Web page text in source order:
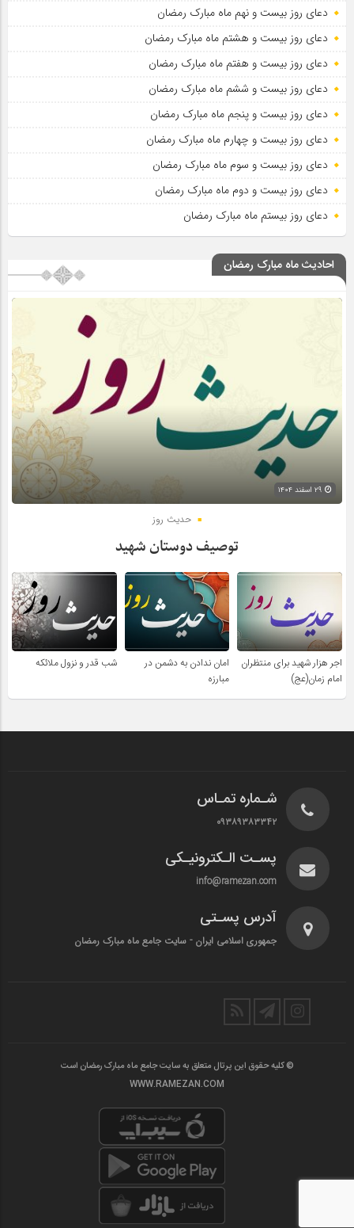
دعای روز بیست و نهم ماه مبارک رمضان
دعای روز بیست و هشتم ماه مبارک رمضان
دعای روز بیست و هفتم ماه مبارک رمضان
دعای روز بیست و ششم ماه مبارک رمضان
دعای روز بیست و پنجم ماه مبارک رمضان
دعای روز بیست و چهارم ماه مبارک رمضان
دعای روز بیست و سوم ماه مبارک رمضان
دعای روز بیست و دوم ماه مبارک رمضان
دعای روز بیستم ماه مبارک رمضان
احادیث ماه مبارک رمضان
حدیث روز
توصیف دوستان شهید
اجر هزار شهید برای منتظران
امام زمان(عج)
امان ندادن به دشمن در
مبارزه
شب قدر و نزول ملائکه
شـماره تمـاس
۰۹۳۸۹۳۸۳۳۴۲
پسـت الـکترونیـکی
info@ramezan.com
آدرس پسـتی
جمهوری اسلامی ایران - سایت جامع ماه مبارک رمضان
© کلیه حقوق این پرتال متعلق به سایت جامع ماه مبارک رمضان است
WWW.RAMEZAN.COM